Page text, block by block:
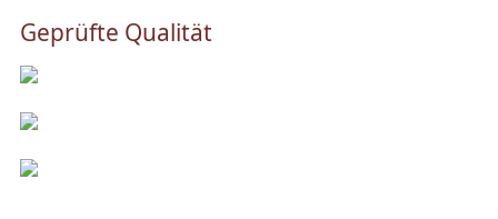
Geprüfte Qualität